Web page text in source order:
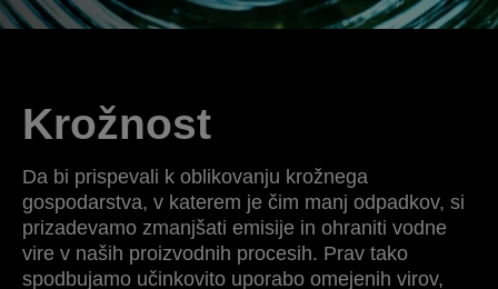
Krožnost
Da bi prispevali k oblikovanju krožnega
gospodarstva, v katerem je čim manj odpadkov, si
prizadevamo zmanjšati emisije in ohraniti vodne
vire v naših proizvodnih procesih. Prav tako
spodbujamo učinkovito uporabo omejenih virov,